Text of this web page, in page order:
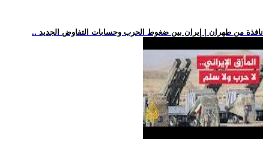
.. نافذة من طهران | إيران بين ضغوط الحرب وحسابات التفاوض الجديد